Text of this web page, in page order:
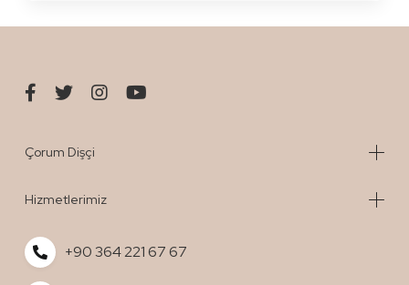
Çorum Dişçi
Hizmetlerimiz
+90 364 221 67 67